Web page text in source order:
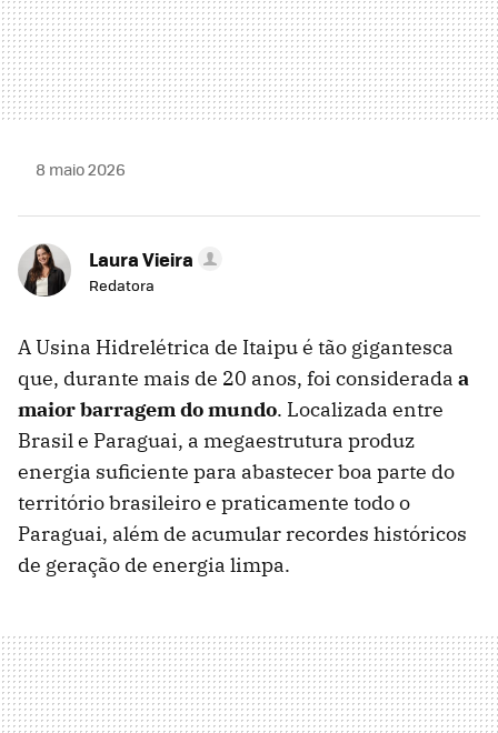
8 maio 2026
Laura Vieira
Redatora
A Usina Hidrelétrica de Itaipu é tão gigantesca
que, durante mais de 20 anos, foi considerada a
maior barragem do mundo. Localizada entre
Brasil e Paraguai, a megaestrutura produz
energia suficiente para abastecer boa parte do
território brasileiro e praticamente todo o
Paraguai, além de acumular recordes históricos
de geração de energia limpa.